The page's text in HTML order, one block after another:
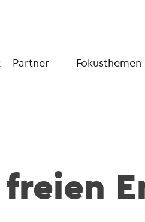
Partner Fokusthemen
freien